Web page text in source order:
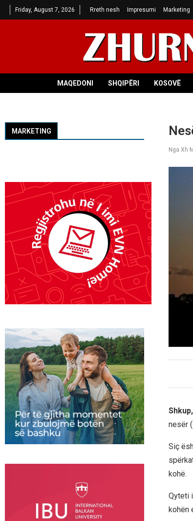
Friday, August 7, 2026 Rreth nesh Impresumi Marketing
MAQEDONI SHQIPËRI KOSOVË
Nga Xh M
nesër
Siç
kohë.
Qyteti
kohën
MARKETING